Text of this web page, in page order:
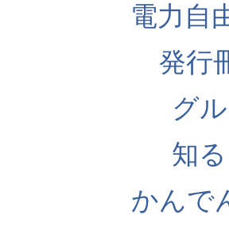
電力自
発行
グ
知
かんで